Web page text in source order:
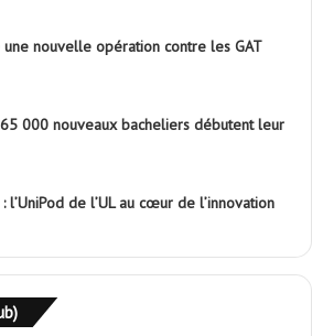
une nouvelle opération contre les GAT
000 nouveaux bacheliers débutent leur
l’UniPod de l’UL au cœur de l’innovation